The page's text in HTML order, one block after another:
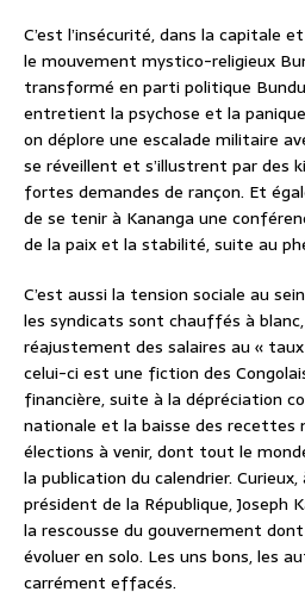
C’est l’insécurité, dans la capitale
le mouvement mystico-religieux
transformé en parti politique
entretient la psychose et la
on déplore une escalade militaire
se réveillent et s’illustrent par des
fortes demandes de rançon. Et
de se tenir à Kananga une
de la paix et la stabilité, suite au
C’est aussi la tension sociale au
les syndicats sont chauffés à
réajustement des salaires au «
celui-ci est une fiction des
financière, suite à la dépréciation
nationale et la baisse des recettes
élections à venir, dont tout le
la publication du calendrier. Curieux,
président de la République, Joseph
la rescousse du gouvernement
évoluer en solo. Les uns bons, les
carrément effacés.